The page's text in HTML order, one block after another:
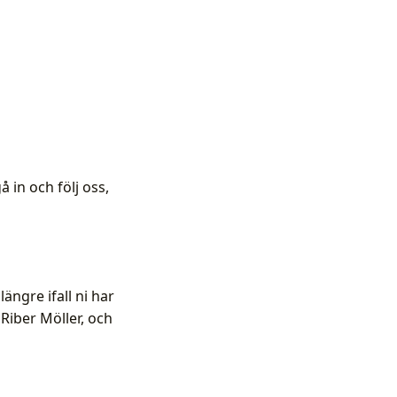
in och följ oss,
ifall ni har
Möller, och